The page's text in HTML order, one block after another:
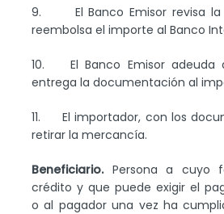
9. El Banco Emisor revisa la
reembolsa el importe al Banco
10. El Banco Emisor adeuda
entrega la documentación al
11. El importador, con los
retirar la mercancía.
Beneficiario.Persona a cuyo
crédito y que puede exigir el
o al pagador una vez ha